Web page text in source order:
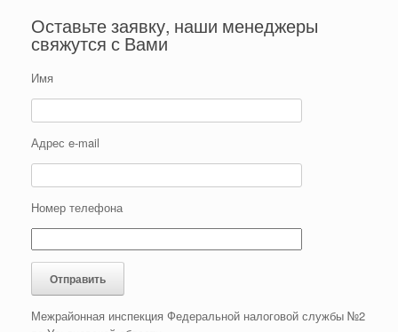
Оставьте заявку, наши менеджеры
свяжутся с Вами
Имя
Адрес e-mail
Номер телефона
Межрайонная инспекция Федеральной налоговой службы №2